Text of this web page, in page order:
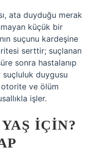
ata duyduğu merak
küçük bir
suçunu kardeşine
serttir; suçlanan
sonra hastalanıp
suçluluk duygusu
otorite ve ölüm
işler.
IÇIN?